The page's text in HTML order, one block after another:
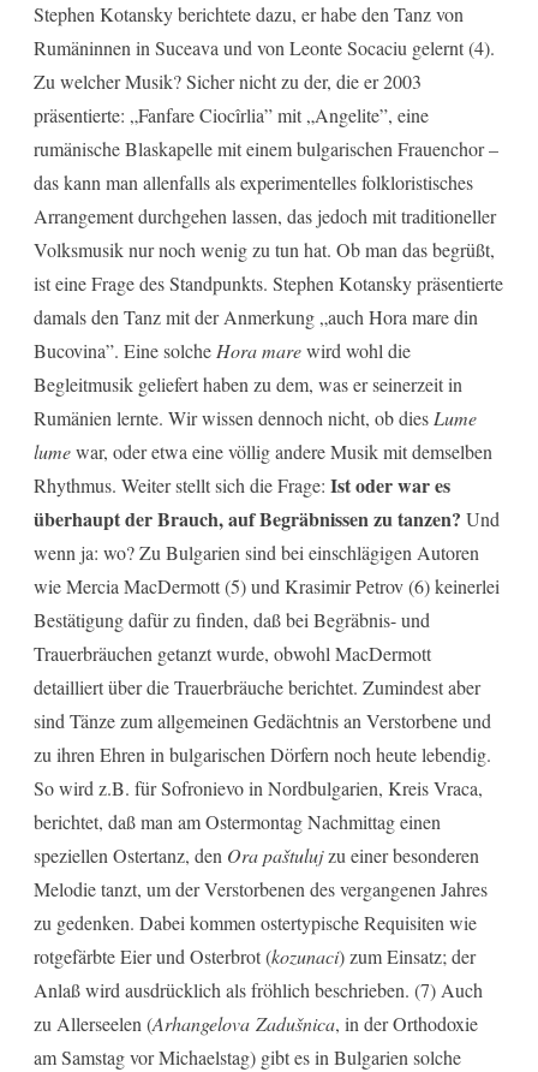
Stephen Kotansky berichtete dazu, er habe den Tanz von
Rumäninnen in Suceava und von Leonte Socaciu gelernt (4).
Zu welcher Musik? Sicher nicht zu der, die er 2003
präsentierte: „Fanfare Ciocîrlia” mit „Angelite”, eine
rumänische Blaskapelle mit einem bulgarischen Frauenchor –
das kann man allenfalls als experimentelles folkloristisches
Arrangement durchgehen lassen, das jedoch mit traditioneller
Volksmusik nur noch wenig zu tun hat. Ob man das begrüßt,
ist eine Frage des Standpunkts. Stephen Kotansky präsentierte
damals den Tanz mit der Anmerkung „auch Hora mare din
Bucovina”. Eine solcheHora marewird wohl die
Begleitmusik geliefert haben zu dem, was er seinerzeit in
Rumänien lernte. Wir wissen dennoch nicht, ob diesLume
lumewar, oder etwa eine völlig andere Musik mit demselben
Rhythmus. Weiter stellt sich die Frage: Ist oder war es
überhaupt der Brauch, auf Begräbnissen zu tanzen? Und
wenn ja: wo? Zu Bulgarien sind bei einschlägigen Autoren
wie Mercia MacDermott (5) und Krasimir Petrov (6) keinerlei
Bestätigung dafür zu finden, daß bei Begräbnis- und
Trauerbräuchen getanzt wurde, obwohl MacDermott
detailliert über die Trauerbräuche berichtet. Zumindest aber
sind Tänze zum allgemeinen Gedächtnis an Verstorbene und
zu ihren Ehren in bulgarischen Dörfern noch heute lebendig.
So wird z.B. für Sofronievo in Nordbulgarien, Kreis Vraca,
berichtet, daß man am Ostermontag Nachmittag einen
speziellen Ostertanz, den Ora paštulujzu einer besonderen
Melodie tanzt, um der Verstorbenen des vergangenen Jahres
zu gedenken. Dabei kommen ostertypische Requisiten wie
rotgefärbte Eier und Osterbrot (kozunaci) zum Einsatz; der
Anlaß wird ausdrücklich als fröhlich beschrieben. (7) Auch
zu Allerseelen (Arhangelova Zadušnica, in der Orthodoxie
am Samstag vor Michaelstag) gibt es in Bulgarien solche